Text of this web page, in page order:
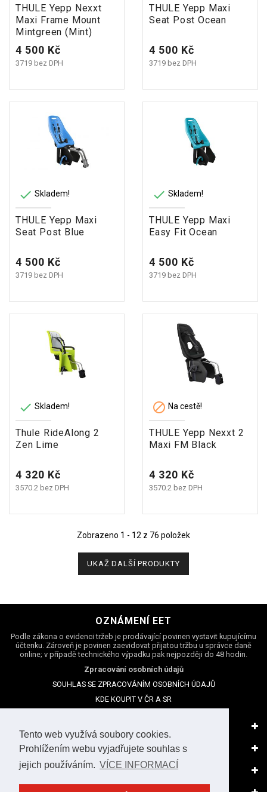
Tento web využívá soubory cookies.
Prohlížením webu vyjadřujete souhlas s
jejich používáním. VÍCE INFORMACÍ
THULE Yepp Nexxt
Maxi Frame Mount
Mintgreen (Mint)
Cena
4 500 Kč
3719 bez DPH
THULE Yepp Maxi
Seat Post Ocean
Cena
4 500 Kč
3719 bez DPH
 Skladem!
THULE Yepp Maxi
Seat Post Blue
Cena
4 500 Kč
3719 bez DPH
 Skladem!
THULE Yepp Maxi
Easy Fit Ocean
Cena
4 500 Kč
3719 bez DPH
 Skladem!
Thule RideAlong 2
Zen Lime
Cena
4 320 Kč
3570.2 bez DPH
 Na cestě!
THULE Yepp Nexxt 2
Maxi FM Black
Cena
4 320 Kč
3570.2 bez DPH
Zobrazeno 1 - 12 z 76 položek
UKAŽ DALŠÍ PRODUKTY
OZNÁMENÍ EET
Podle zákona o evidenci tržeb je prodávající povinen vystavit kupujícímu
účtenku. Zároveň je povinen zaevidovat přijatou tržbu u správce daně
online; v případě technického výpadku pak nejpozději do 48 hodin.
Zpracování osobních údajů
SOUHLAS SE ZPRACOVÁNÍM OSOBNÍCH ÚDAJŮ
KDE KOUPIT V ČR A SR
NAŠE SPOLEČNOST
VÁŠ ÚČET